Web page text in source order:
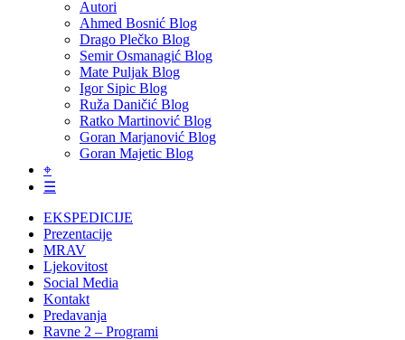
Autori
Ahmed Bosnić Blog
Drago Plečko Blog
Semir Osmanagić Blog
Mate Puljak Blog
Igor Sipic Blog
Ruža Daničić Blog
Ratko Martinović Blog
Goran Marjanović Blog
Goran Majetic Blog
⌖
☰
EKSPEDICIJE
Prezentacije
MRAV
Ljekovitost
Social Media
Kontakt
Predavanja
Ravne 2 – Programi